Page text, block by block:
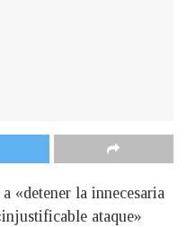
«detener la innecesaria
ataque»